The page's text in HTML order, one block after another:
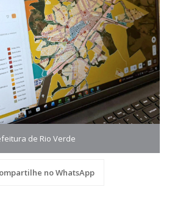
de Rio Verde
no WhatsApp